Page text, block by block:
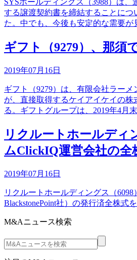
SYSホールディングス（3988）は
する譲渡契約書を締結することに
た。中でも、今後も安定的な需要
ギフト（9279）、那須
2019年07月16日
ギフト（9279）は、有限会社ラー
が、直接取得するケイアイケイの
る。ギフトグループは、2019年4月
リクルートホールディ
ムClickIQ運営会社の全
2019年07月16日
リクルートホールディングス（6098
BlackstonePoint社）の発行済全株式
M&Aニュース検索